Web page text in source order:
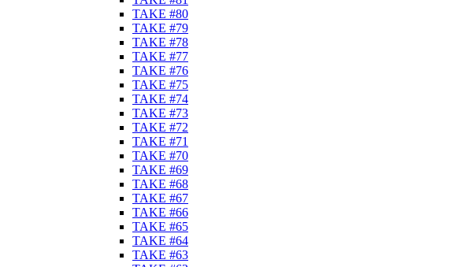
TAKE #80
TAKE #79
TAKE #78
TAKE #77
TAKE #76
TAKE #75
TAKE #74
TAKE #73
TAKE #72
TAKE #71
TAKE #70
TAKE #69
TAKE #68
TAKE #67
TAKE #66
TAKE #65
TAKE #64
TAKE #63